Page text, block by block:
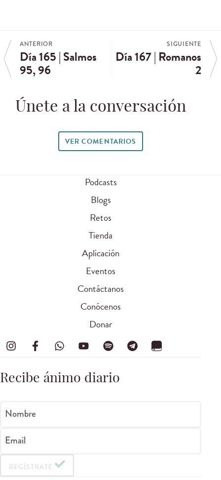
ANTERIOR
Día 165 | Salmos
95, 96
SIGUIENTE
Día 167 | Romanos
2
Únete a la conversación
VER COMENTARIOS
Podcasts
Blogs
Retos
Tienda
Aplicación
Eventos
Contáctanos
Conócenos
Donar
Recibe ánimo diario
Nombre
Email
REGÍSTRATE